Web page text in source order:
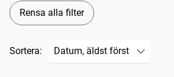
Rensa alla filter
Sortera: